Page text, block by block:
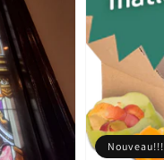
Nouveau!!!